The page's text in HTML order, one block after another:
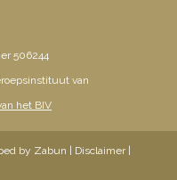
506244
van
het BIV
by Zabun Disclaimer|